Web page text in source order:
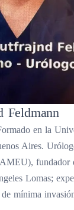
Feldmann
en la
Aires.
fundador
Lomas;
mínima